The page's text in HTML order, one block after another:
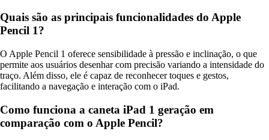
Quais são as principais funcionalidades do Apple
Pencil 1?
O Apple Pencil 1 oferece sensibilidade à pressão e inclinação, o que
permite aos usuários desenhar com precisão variando a intensidade do
traço. Além disso, ele é capaz de reconhecer toques e gestos,
facilitando a navegação e interação com o iPad.
Como funciona a caneta iPad 1 geração em
comparação com o Apple Pencil?